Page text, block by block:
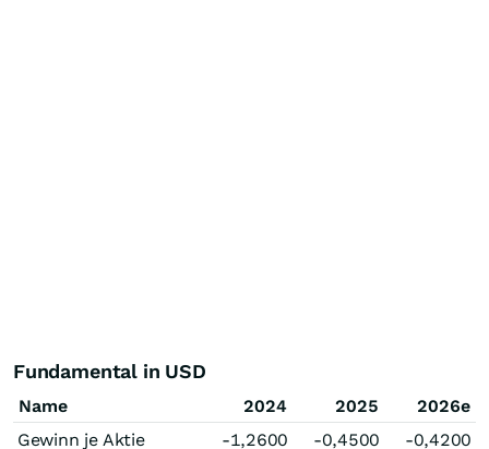
Fundamental in USD
Name 2024 2025
2026e
Gewinn je Aktie
-1,2600 -0,4500
-0,4200